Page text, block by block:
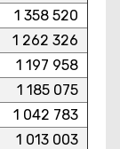
1 358 520
1 262 326
1 197 958
1 185 075
1 042 783
1 013 003